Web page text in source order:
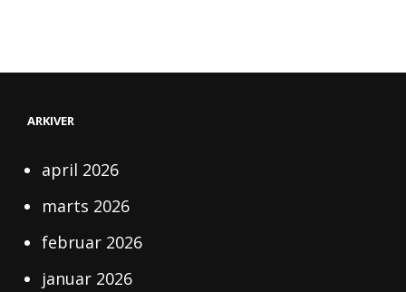
ARKIVER
april 2026
marts 2026
februar 2026
januar 2026